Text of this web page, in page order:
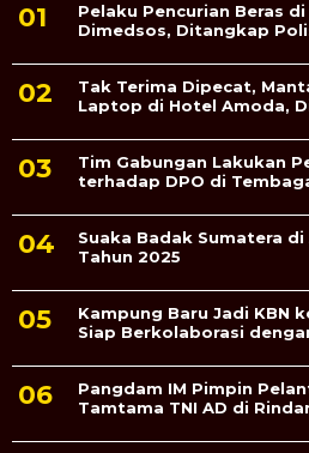
Pelaku Pencurian Beras
Dimedsos, Ditangkap
Tak Terima Dipecat,
Laptop di Hotel Amoda,
Tim Gabungan Lakukan
terhadap DPO di
Suaka Badak Sumatera
Tahun 2025
Kampung Baru Jadi KBN
Siap Berkolaborasi
Pangdam IM Pimpin
Tamtama TNI AD di